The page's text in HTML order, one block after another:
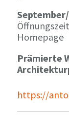
Homepage
Prämierte
https://